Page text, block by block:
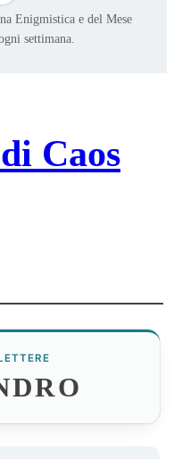
Enigmistica e del Mese
settimana.
Caos